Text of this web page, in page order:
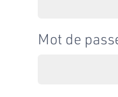
Mot de